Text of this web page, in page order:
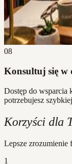
08
Konsultuj się w
Dostęp do wsparcia
potrzebujesz
Korzyści dla
Lepsze zrozumienie
1